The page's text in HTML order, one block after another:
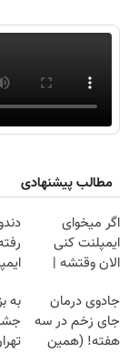
مطالب پیشنهادی
اگر میخوای
ایمپلنت کنی
الان وقتشه |
میلیون تومان!!!
جادوی درمان
جای زخم در سه
هفته! (همین
به